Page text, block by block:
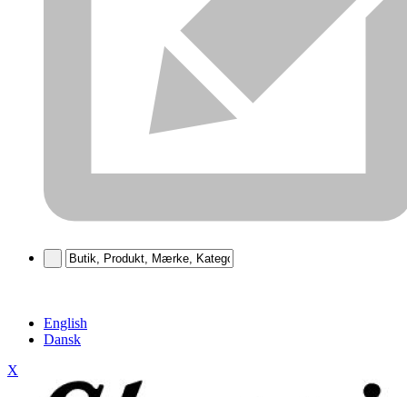
English
Dansk
X